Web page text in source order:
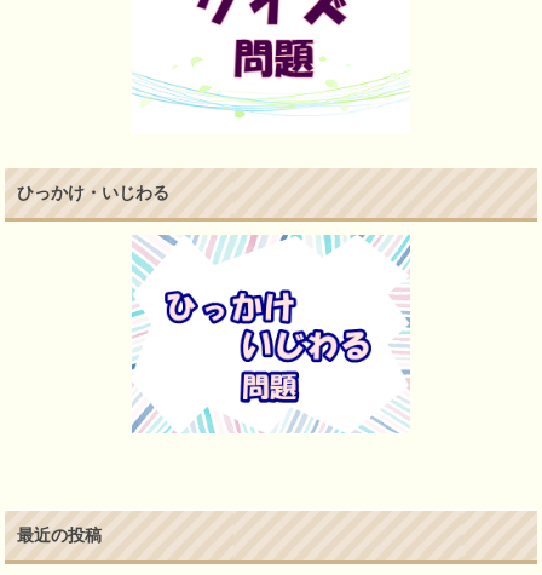
ひっかけ・いじわる
最近の投稿